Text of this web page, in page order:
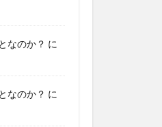
なのか？ に
なのか？ に